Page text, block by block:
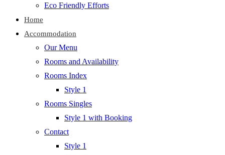
Eco Friendly Efforts
Home
Accommodation
Our Menu
Rooms and Availability
Rooms Index
Style 1
Rooms Singles
Style 1 with Booking
Contact
Style 1